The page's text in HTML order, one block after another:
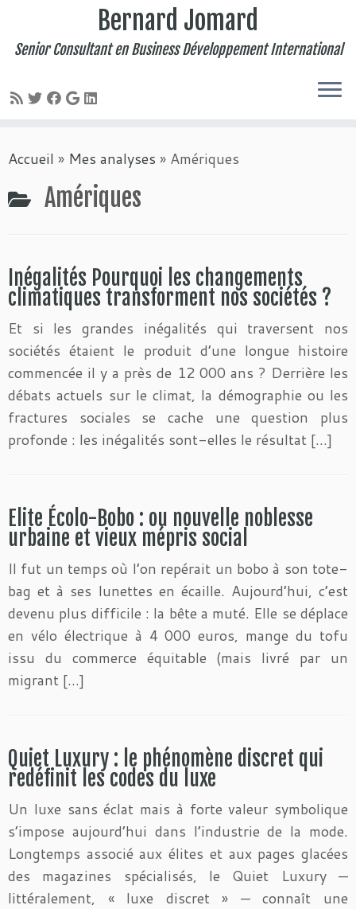
au
contenu
Bernard Jomard
Senior Consultant en Business Développement International
Accueil » Mes analyses » Amériques
Amériques
Inégalités Pourquoi les changements
climatiques transforment nos sociétés ?
Et si les grandes inégalités qui traversent nos
sociétés étaient le produit d’une longue histoire
commencée il y a près de 12 000 ans ? Derrière les
débats actuels sur le climat, la démographie ou les
fractures sociales se cache une question plus
profonde : les inégalités sont-elles le résultat […]
Elite Écolo-Bobo : ou nouvelle noblesse
urbaine et vieux mépris social
Il fut un temps où l’on repérait un bobo à son tote-
bag et à ses lunettes en écaille. Aujourd’hui, c’est
devenu plus difficile : la bête a muté. Elle se déplace
en vélo électrique à 4 000 euros, mange du tofu
issu du commerce équitable (mais livré par un
migrant […]
Quiet Luxury : le phénomène discret qui
redéfinit les codes du luxe
Un luxe sans éclat mais à forte valeur symbolique
s’impose aujourd’hui dans l’industrie de la mode.
Longtemps associé aux élites et aux pages glacées
des magazines spécialisés, le Quiet Luxury —
littéralement, « luxe discret » — connaît une